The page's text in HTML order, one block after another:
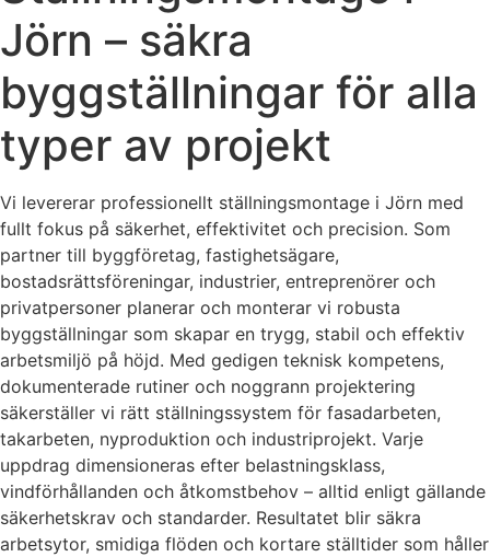
Jörn – säkra
byggställningar för alla
typer av projekt
Vi levererar professionellt ställningsmontage i Jörn med
fullt fokus på säkerhet, effektivitet och precision. Som
partner till byggföretag, fastighetsägare,
bostadsrättsföreningar, industrier, entreprenörer och
privatpersoner planerar och monterar vi robusta
byggställningar som skapar en trygg, stabil och effektiv
arbetsmiljö på höjd. Med gedigen teknisk kompetens,
dokumenterade rutiner och noggrann projektering
säkerställer vi rätt ställningssystem för fasadarbeten,
takarbeten, nyproduktion och industriprojekt. Varje
uppdrag dimensioneras efter belastningsklass,
vindförhållanden och åtkomstbehov – alltid enligt gällande
säkerhetskrav och standarder. Resultatet blir säkra
arbetsytor, smidiga flöden och kortare ställtider som håller